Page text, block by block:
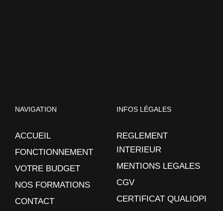
NAVIGATION
ACCUEIL
FONCTIONNEMENT
VOTRE BUDGET
NOS FORMATIONS
CONTACT
INFOS LÉGALES
REGLEMENT
INTERIEUR
MENTIONS LEGALES
CGV
CERTIFICAT QUALIOPI